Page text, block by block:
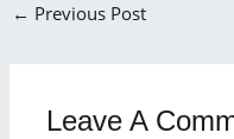
← Previous Post
Leave A